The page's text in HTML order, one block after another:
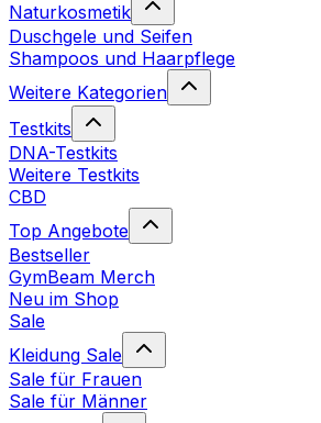
Naturkosmetik
Duschgele und Seifen
Shampoos und Haarpflege
Weitere Kategorien
Testkits
DNA-Testkits
Weitere Testkits
CBD
Top Angebote
Bestseller
GymBeam Merch
Neu im Shop
Sale
Kleidung Sale
Sale für Frauen
Sale für Männer